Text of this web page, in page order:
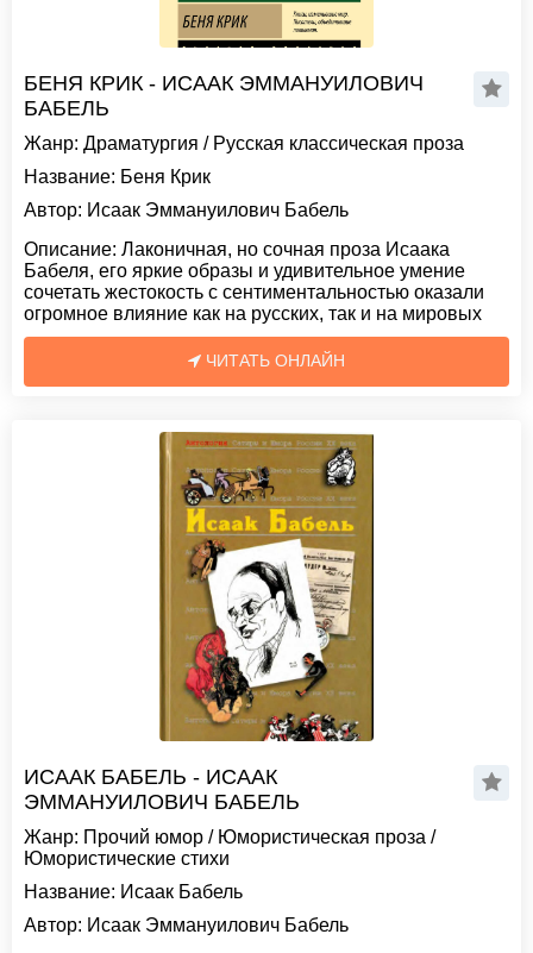
БЕНЯ КРИК - ИСААК ЭММАНУИЛОВИЧ
БАБЕЛЬ
Жанр: Драматургия / Русская классическая проза
Название: Беня Крик
Автор: Исаак Эммануилович Бабель
Описание: Лаконичная, но сочная проза Исаака
Бабеля, его яркие образы и удивительное умение
сочетать жестокость с сентиментальностью оказали
огромное влияние как на русских, так и на мировых
ЧИТАТЬ ОНЛАЙН
ИСААК БАБЕЛЬ - ИСААК
ЭММАНУИЛОВИЧ БАБЕЛЬ
Жанр: Прочий юмор / Юмористическая проза /
Юмористические стихи
Название: Исаак Бабель
Автор: Исаак Эммануилович Бабель